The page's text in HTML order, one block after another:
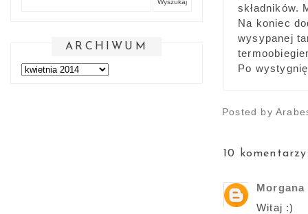
składników.
Na koniec
wysypanej
Po
Posted by
10
Morgana
Witaj :)
ARCHIWUM